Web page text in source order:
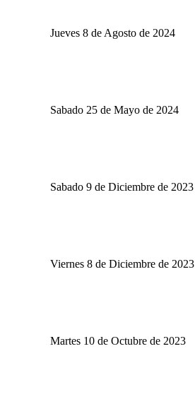
Jueves 8 de Agosto de 2024
Sabado 25 de Mayo de 2024
Sabado 9 de Diciembre de 2023
Viernes 8 de Diciembre de 2023
Martes 10 de Octubre de 2023